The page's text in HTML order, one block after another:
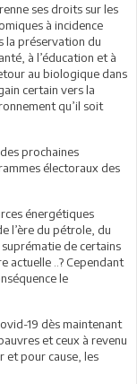
ses droits sur les
à incidence
la préservation du
à l’éducation et à
au biologique dans
certain vers la
qu’il soit
prochaines
électoraux des
énergétiques
l’ère du pétrole, du
de certains
actuelle ..? Cependant
le
19 dès maintenant
et ceux à revenu
et pour cause, les